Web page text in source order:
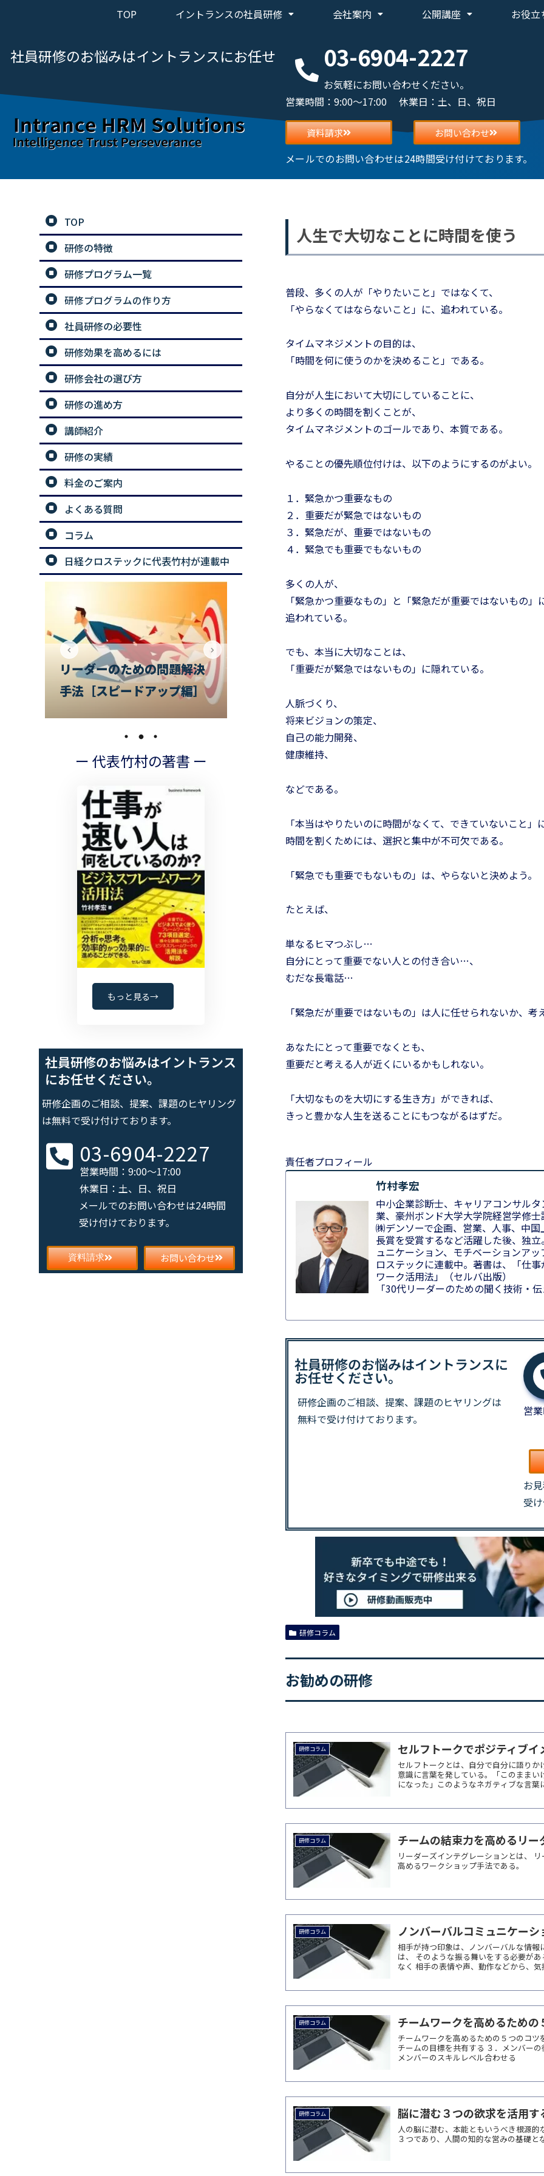
TOP イントランスの社員研修 会社案内 公開講座 お役立
社員研修のお悩みはイントランスにお任せ 03-6904-2227
お気軽にお問い合わせください。
営業時間：9:00～17:00 休業日：土、日、祝日
資料請求 お問い合わせ
メールでのお問い合わせは24時間受け付けております。
人生で大切なことに時間を使う
普段、多くの人が「やりたいこと」ではなくて、
「やらなくてはならないこと」に、追われている。
タイムマネジメントの目的は、
「時間を何に使うのかを決めること」である。
自分が人生において大切にしていることに、
より多くの時間を割くことが、
タイムマネジメントのゴールであり、本質である。
やることの優先順位付けは、以下のようにするのがよい。
１．緊急かつ重要なもの
２．重要だが緊急ではないもの
３．緊急だが、重要ではないもの
４．緊急でも重要でもないもの
多くの人が、
「緊急かつ重要なもの」と「緊急だが重要ではないもの」に
追われている。
でも、本当に大切なことは、
「重要だが緊急ではないもの」に隠れている。
人脈づくり、
将来ビジョンの策定、
自己の能力開発、
健康維持、
などである。
「本当はやりたいのに時間がなくて、できていないこと」に
時間を割くためには、選択と集中が不可欠である。
「緊急でも重要でもないもの」は、やらないと決めよう。
たとえば、
単なるヒマつぶし…
自分にとって重要でない人との付き合い…、
むだな長電話…
「緊急だが重要ではないもの」は人に任せられないか、考
あなたにとって重要でなくとも、
重要だと考える人が近くにいるかもしれない。
「大切なものを大切にする生き方」ができれば、
きっと豊かな人生を送ることにもつながるはずだ。
責任者プロフィール
竹村孝宏
中小企業診断士、キャリアコンサル
業、豪州ボンド大学大学院経営学修士
㈱デンソーで企画、営業、人事、中
長賞を受賞するなど活躍した後、独
ュニケーション、モチベーションア
ロステックに連載中。著書は、「仕
ワーク活用法」（セルバ出版）
「30代リーダーのための聞く技術・
社員研修のお悩みはイントランスに
お任せください。
研修企画のご相談、提案、課題のヒヤリングは
無料で受け付けております。
営
お
受
研修コラム
お勧めの研修
研修コラム セルフトークでポジティブイ
セルフトークとは、自分で自分に語り
意識に言葉を発している。「このまま
になった」このようなネガティブな言葉
研修コラム チームの結束力を高めるリ
リーダーズインテグレーションとは、
高めるワークショップ手法である。
研修コラム ノンバーバルコミュニケーシ
相手が持つ印象は、ノンバーバルな情
は、 そのような振る舞いをする必要が
なく 相手の表情や声、動作などから、気
研修コラム チームワークを高めるための
チームワークを高めるための５つのコツ
チームの目標を共有する ３．メンバー
メンバーのスキルレベル合わせる
研修コラム 脳に潜む３つの欲求を活用す
人の脳に潜む、本能ともいうべき根源
３つであり、人間の知的な営みの基礎と
TOP
研修の特徴
研修プログラム一覧
研修プログラムの作り方
社員研修の必要性
研修効果を高めるには
研修会社の選び方
研修の進め方
講師紹介
研修の実績
料金のご案内
よくある質問
コラム
日経クロステックに代表竹村が連載中
の問題解決
アップ編］
チームのお悩み相談室
できるリーダーになるため
ー 代表竹村の著書 ー
もっと見る→
社員研修のお悩みはイントランス
にお任せください。
研修企画のご相談、提案、課題のヒヤリング
は無料で受け付けております。
03-6904-2227
営業時間：9:00～17:00
休業日：土、日、祝日
メールでのお問い合わせは24時間
受け付けております。
資料請求 お問い合わせ